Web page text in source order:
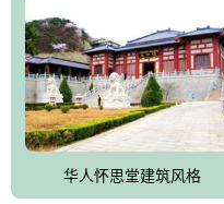
雀，后玄武"的四大吉祥物铜雕
华人怀思堂建筑风格